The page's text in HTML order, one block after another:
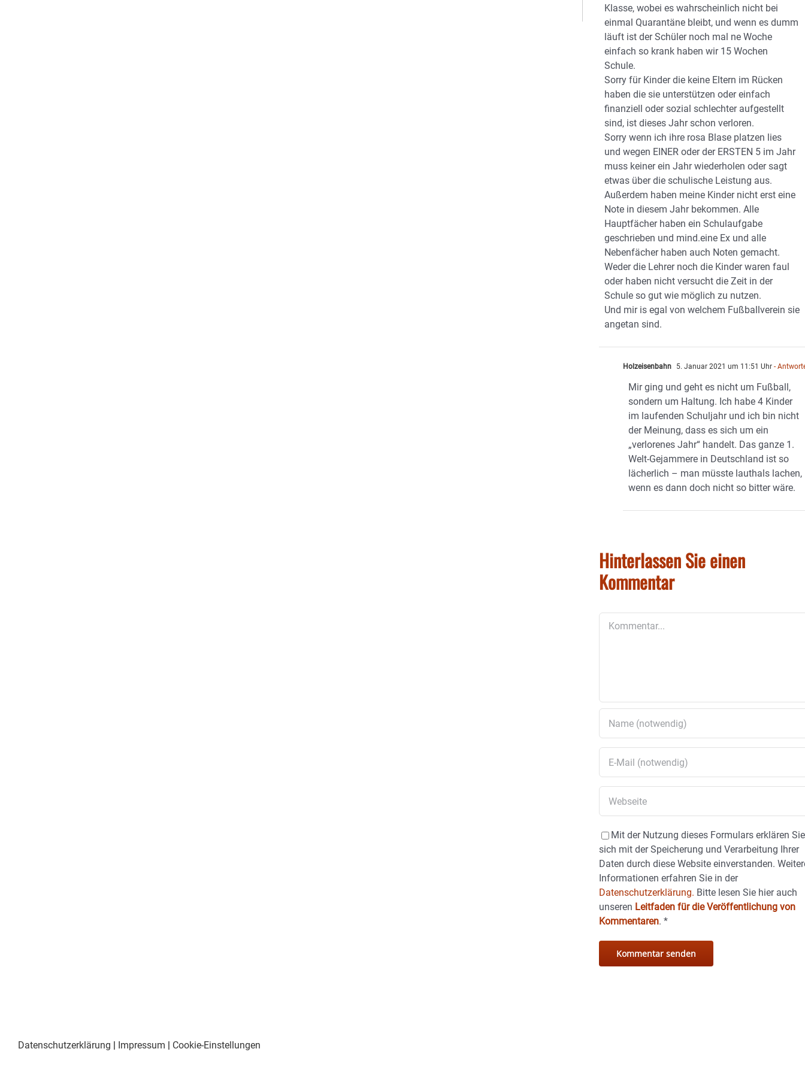
Klasse, wobei es wahrscheinlich nicht bei
einmal Quarantäne bleibt, und wenn es dumm
läuft ist der Schüler noch mal ne Woche
einfach so krank haben wir 15 Wochen
Schule.
Sorry für Kinder die keine Eltern im Rücken
haben die sie unterstützen oder einfach
finanziell oder sozial schlechter aufgestellt
sind, ist dieses Jahr schon verloren.
Sorry wenn ich ihre rosa Blase platzen lies
und wegen EINER oder der ERSTEN 5 im Jahr
muss keiner ein Jahr wiederholen oder sagt
etwas über die schulische Leistung aus.
Außerdem haben meine Kinder nicht erst eine
Note in diesem Jahr bekommen. Alle
Hauptfächer haben ein Schulaufgabe
geschrieben und mind.eine Ex und alle
Nebenfächer haben auch Noten gemacht.
Weder die Lehrer noch die Kinder waren faul
oder haben nicht versucht die Zeit in der
Schule so gut wie möglich zu nutzen.
Und mir is egal von welchem Fußballverein sie
angetan sind.
Holzeisenbahn 5. Januar 2021 um 11:51 Uhr -
Mir ging und geht es nicht um Fußball,
sondern um Haltung. Ich habe 4 Kinder
im laufenden Schuljahr und ich bin nicht
der Meinung, dass es sich um ein
„verlorenes Jahr“ handelt. Das ganze 1.
Welt-Gejammere in Deutschland ist so
lächerlich – man müsste lauthals lachen,
wenn es dann doch nicht so bitter wäre.
Hinterlassen Sie einen
Kommentar
Mit der Nutzung dieses Formulars erklären Sie
sich mit der Speicherung und Verarbeitung Ihrer
Daten durch diese Website einverstanden.
Informationen erfahren Sie in der
Datenschutzerklärung. Bitte lesen Sie hier auch
unseren Leitfaden für die Veröffentlichung von
Kommentaren.*
Datenschutzerklärung | Impressum | Cookie-Einstellungen